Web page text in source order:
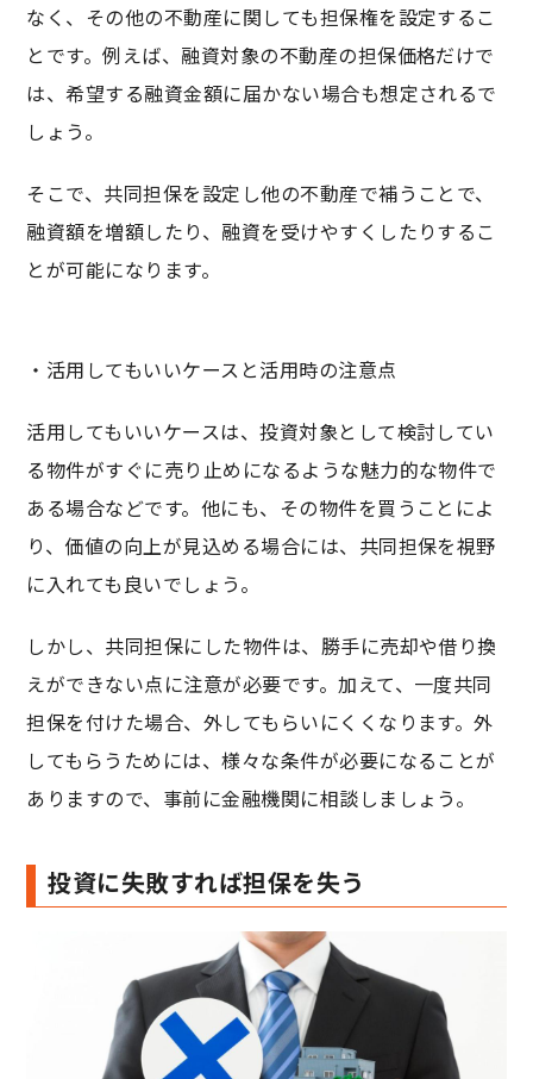
なく、その他の不動産に関しても担保権を設定するこ
とです。例えば、融資対象の不動産の担保価格だけで
は、希望する融資金額に届かない場合も想定されるで
しょう。
そこで、共同担保を設定し他の不動産で補うことで、
融資額を増額したり、融資を受けやすくしたりするこ
とが可能になります。
・活用してもいいケースと活用時の注意点
活用してもいいケースは、投資対象として検討してい
る物件がすぐに売り止めになるような魅力的な物件で
ある場合などです。他にも、その物件を買うことによ
り、価値の向上が見込める場合には、共同担保を視野
に入れても良いでしょう。
しかし、共同担保にした物件は、勝手に売却や借り換
えができない点に注意が必要です。加えて、一度共同
担保を付けた場合、外してもらいにくくなります。外
してもらうためには、様々な条件が必要になることが
ありますので、事前に金融機関に相談しましょう。
投資に失敗すれば担保を失う